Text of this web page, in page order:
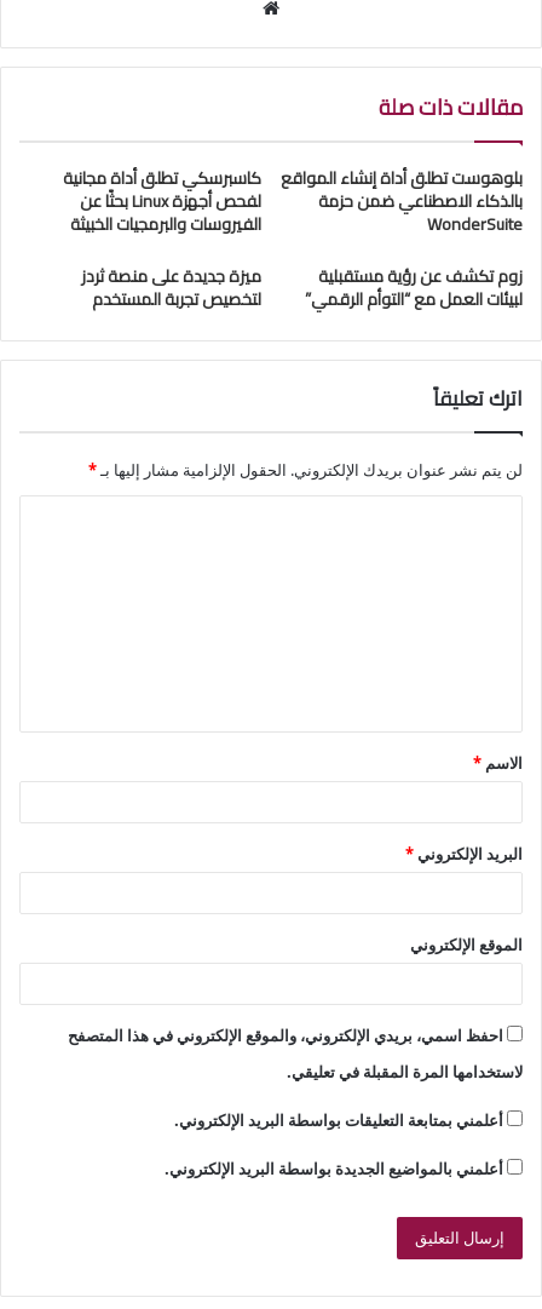
مقالات ذات صلة
بلوهوست تطلق أداة إنشاء المواقع
بالذكاء الاصطناعي ضمن حزمة
WonderSuite
كاسبرسكي تطلق أداة مجانية
لفحص أجهزة Linux بحثًا عن
الفيروسات والبرمجيات الخبيثة
زوم تكشف عن رؤية مستقبلية
لبيئات العمل مع “التوأم الرقمي”
ميزة جديدة على منصة ثردز
لتخصيص تجربة المستخدم
اترك تعليقاً
لن يتم نشر عنوان بريدك الإلكتروني. الحقول الإلزامية مشار إليها بـ*
ق
*
الاسم *
البريد الإلكتروني*
الموقع الإلكتروني
احفظ اسمي، بريدي الإلكتروني، والموقع الإلكتروني في هذا المتصفح
لاستخدامها المرة المقبلة في تعليقي.
أعلمني بمتابعة التعليقات بواسطة البريد الإلكتروني.
أعلمني بالمواضيع الجديدة بواسطة البريد الإلكتروني.